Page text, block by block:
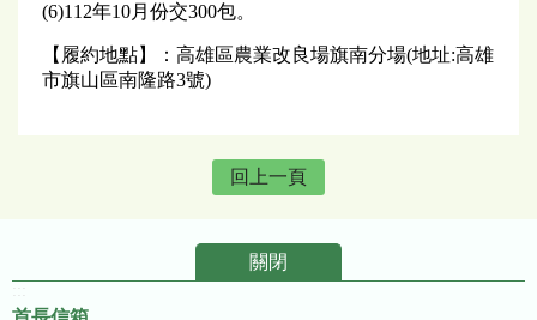
(6)112年10月份交300包。
【履約地點】：高雄區農業改良場旗南分場(地址:高雄
市旗山區南隆路3號)
回上一頁
關閉